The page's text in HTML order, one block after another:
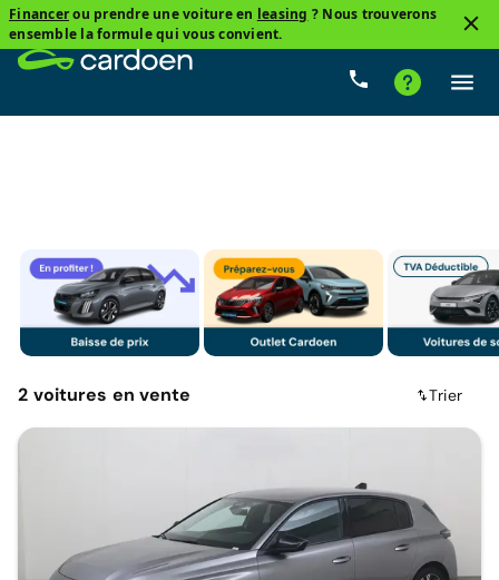
Financerou prendre une voiture en leasing ? Nous trouverons
ensemble la formule qui vous convient.
Carburant
2 voitures en vente Trier